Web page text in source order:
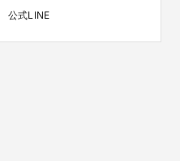
公式LINE